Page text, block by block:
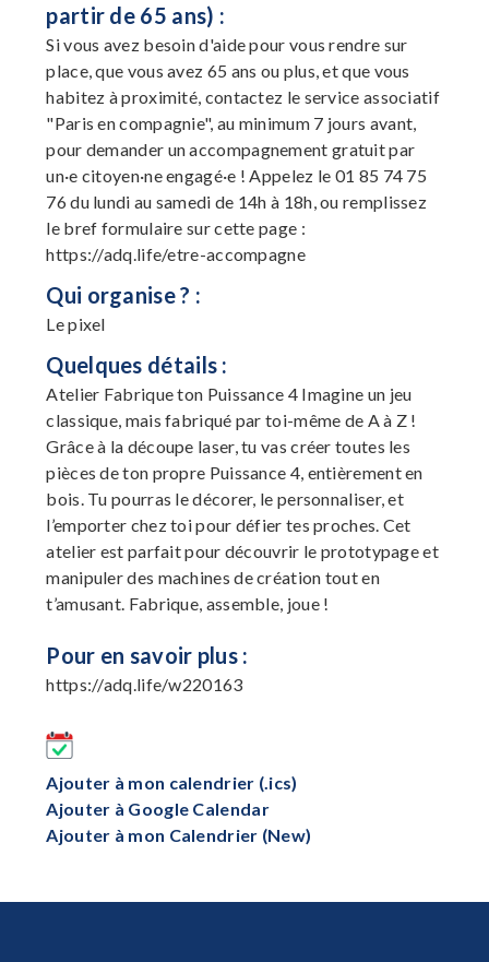
partir de 65 ans) :
Si vous avez besoin d'aide pour vous rendre sur
place, que vous avez 65 ans ou plus, et que vous
habitez à proximité, contactez le service associatif
"Paris en compagnie", au minimum 7 jours avant,
pour demander un accompagnement gratuit par
un·e citoyen·ne engagé·e ! Appelez le 01 85 74 75
76 du lundi au samedi de 14h à 18h, ou remplissez
le bref formulaire sur cette page :
https://adq.life/etre-accompagne
Qui organise ? :
Le pixel
Quelques détails :
Atelier Fabrique ton Puissance 4 Imagine un jeu
classique, mais fabriqué par toi-même de A à Z !
Grâce à la découpe laser, tu vas créer toutes les
pièces de ton propre Puissance 4, entièrement en
bois. Tu pourras le décorer, le personnaliser, et
l’emporter chez toi pour défier tes proches. Cet
atelier est parfait pour découvrir le prototypage et
manipuler des machines de création tout en
t’amusant. Fabrique, assemble, joue !
Pour en savoir plus :
https://adq.life/w220163
Ajouter à mon calendrier (.ics)
Ajouter à Google Calendar
Ajouter à mon Calendrier (New)